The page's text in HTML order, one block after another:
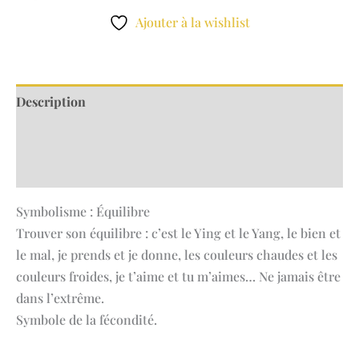
Ajouter à la wishlist
Description
Symbolisme : Équilibre
Trouver son équilibre : c’est le Ying et le Yang, le bien et
le mal, je prends et je donne, les couleurs chaudes et les
couleurs froides, je t’aime et tu m’aimes… Ne jamais être
dans l’extrême.
Symbole de la fécondité.